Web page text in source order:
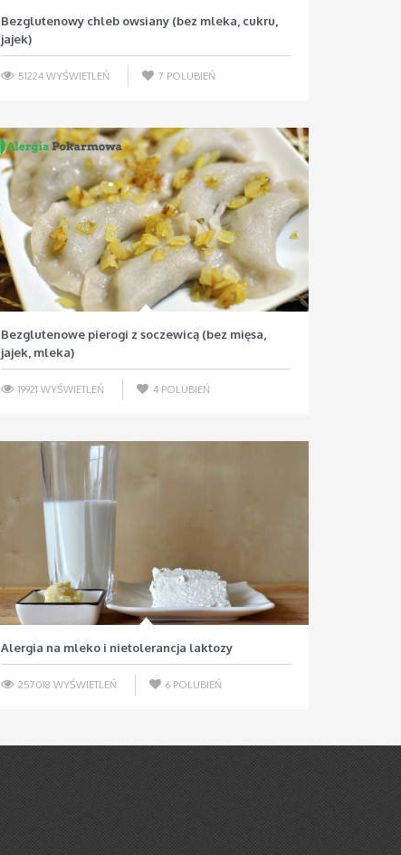
Bezglutenowy chleb owsiany (bez mleka, cukru,
jajek)
51224 WYŚWIETLEŃ 7 POLUBIEŃ
Bezglutenowe pierogi z soczewicą (bez mięsa,
jajek, mleka)
19921 WYŚWIETLEŃ 4 POLUBIEŃ
Alergia na mleko i nietolerancja laktozy
257018 WYŚWIETLEŃ 6 POLUBIEŃ